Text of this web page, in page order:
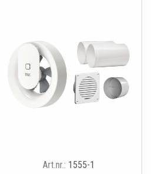
Art.nr.: 1555-1